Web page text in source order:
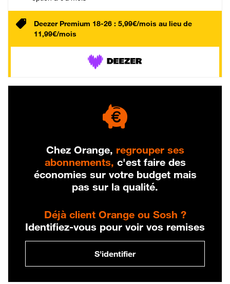
Deezer Premium 18-26 : 5,99€/mois au lieu de
11,99€/mois
Chez Orange, regrouper ses
abonnements, c'est faire des
économies sur votre budget mais
pas sur la qualité.
Déjà client Orange ou Sosh ?
Identifiez-vous pour voir vos remises
S'identifier